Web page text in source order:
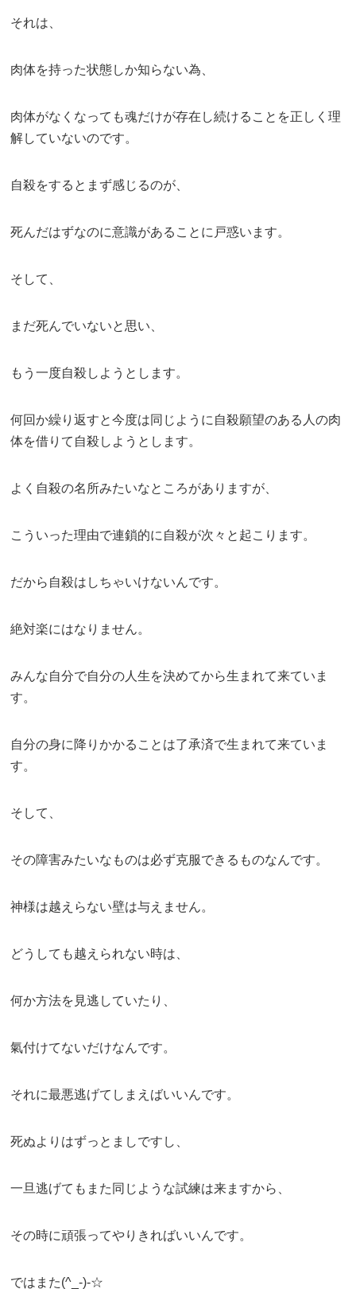
それは、
肉体を持った状態しか知らない為、
肉体がなくなっても魂だけが存在し続けることを正しく理
解していないのです。
自殺をするとまず感じるのが、
死んだはずなのに意識があることに戸惑います。
そして、
まだ死んでいないと思い、
もう一度自殺しようとします。
何回か繰り返すと今度は同じように自殺願望のある人の肉
体を借りて自殺しようとします。
よく自殺の名所みたいなところがありますが、
こういった理由で連鎖的に自殺が次々と起こります。
だから自殺はしちゃいけないんです。
絶対楽にはなりません。
みんな自分で自分の人生を決めてから生まれて来ていま
す。
自分の身に降りかかることは了承済で生まれて来ていま
す。
そして、
その障害みたいなものは必ず克服できるものなんです。
神様は越えらない壁は与えません。
どうしても越えられない時は、
何か方法を見逃していたり、
氣付けてないだけなんです。
それに最悪逃げてしまえばいいんです。
死ぬよりはずっとましですし、
一旦逃げてもまた同じような試練は来ますから、
その時に頑張ってやりきればいいんです。
ではまた(^_-)-☆